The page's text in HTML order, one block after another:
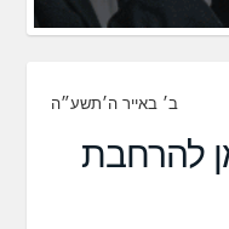
ב׳ באייר ה׳תשע״ה
להרחבת